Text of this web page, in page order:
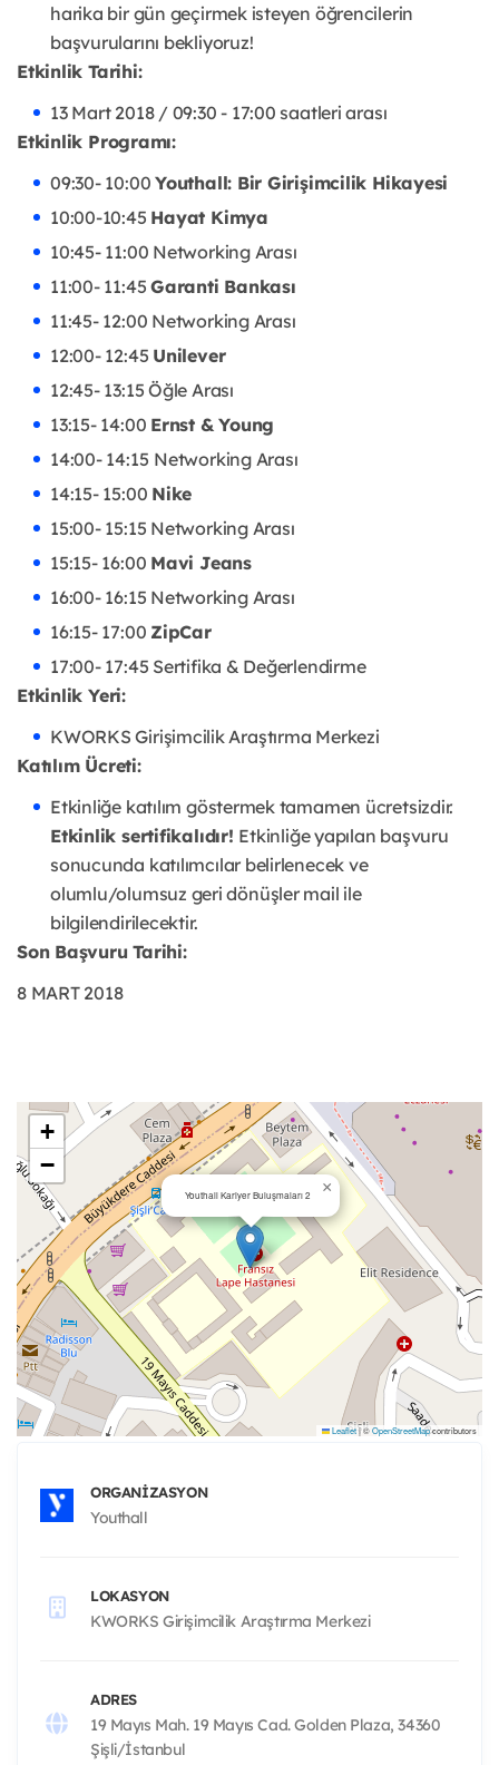
harika bir gün geçirmek isteyen öğrencilerin
başvurularını bekliyoruz!
Etkinlik Tarihi:
13 Mart 2018 / 09:30 - 17:00 saatleri arası
Etkinlik Programı:
09:30- 10:00Youthall: Bir Girişimcilik Hikayesi
10:00-10:45 Hayat Kimya
10:45- 11:00 Networking Arası
11:00- 11:45Garanti Bankası
11:45- 12:00 Networking Arası
12:00- 12:45 Unilever
12:45- 13:15 Öğle Arası
13:15- 14:00 Ernst & Young
14:00- 14:15 Networking Arası
14:15- 15:00 Nike
15:00- 15:15 Networking Arası
15:15- 16:00 Mavi Jeans
16:00- 16:15 Networking Arası
16:15- 17:00 ZipCar
17:00- 17:45 Sertifika & Değerlendirme
Etkinlik Yeri:
KWORKS Girişimcilik Araştırma Merkezi
Katılım Ücreti:
Etkinliğe katılım göstermek tamamen ücretsizdir.
Etkinlik sertifikalıdır! Etkinliğe yapılan başvuru
sonucunda katılımcılar belirlenecek ve
olumlu/olumsuz geri dönüşler mail ile
bilgilendirilecektir.
Son Başvuru Tarihi:
8 MART 2018
Youthall Kariyer Buluşmaları 2 ×
+
−
Leaflet|©OpenStreetMapcontributors
ORGANIZASYON
Youthall
LOKASYON
KWORKS Girişimcilik Araştırma Merkezi
ADRES
19 Mayıs Mah. 19 Mayıs Cad. Golden Plaza, 34360
Şişli/İstanbul